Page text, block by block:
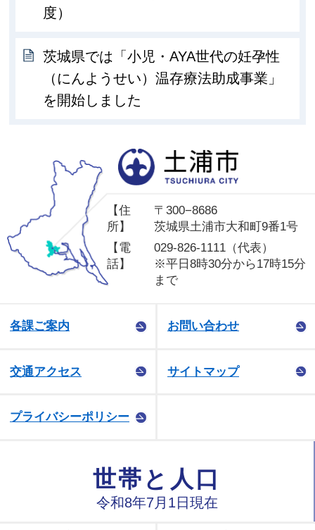
度）
茨城県では「小児・AYA世代の妊孕性
（にんようせい）温存療法助成事業」
を開始しました
【住
所】
〒300−8686
茨城県土浦市大和町9番1号
【電
話】
029-826-1111（代表）
※平日8時30分から17時15分
まで
各課ご案内 お問い合わせ
交通アクセス サイトマップ
プライバシーポリシー